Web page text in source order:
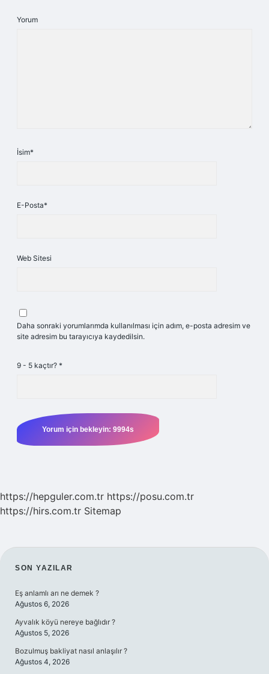
Yorum
İsim*
E-Posta*
Web Sitesi
Daha sonraki yorumlarımda kullanılması için adım, e-posta adresim ve
site adresim bu tarayıcıya kaydedilsin.
9 - 5 kaçtır? *
https://hepguler.com.tr https://posu.com.tr
https://hirs.com.tr Sitemap
SIDEBAR
SON YAZILAR
Eş anlamlı arı ne demek ?
Ağustos 6, 2026
Ayvalık köyü nereye bağlıdır ?
Ağustos 5, 2026
Bozulmuş bakliyat nasıl anlaşılır ?
Ağustos 4, 2026